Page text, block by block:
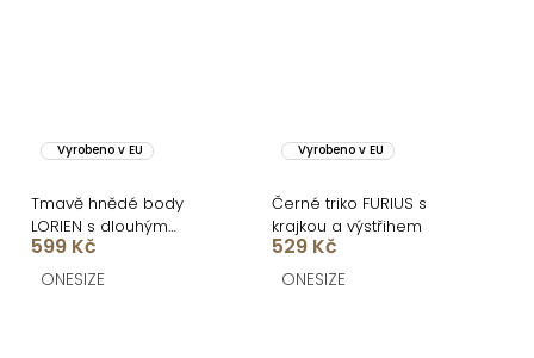
Vyrobeno v EU
Tmavě hnědé body
LORIEN s dlouhým
rukávem
599 Kč
ONESIZE
Vyrobeno v EU
Černé triko FURIUS s
krajkou a výstřihem
529 Kč
ONESIZE